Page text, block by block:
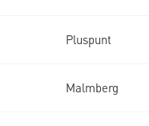
Pluspunt
Malmberg